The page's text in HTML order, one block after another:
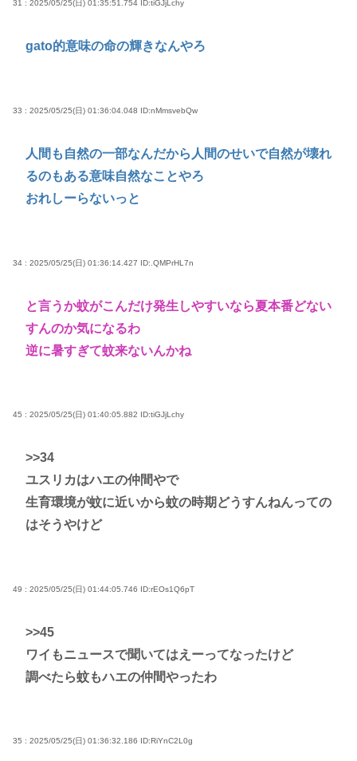
31 : 2025/05/25(日) 01:35:51.754 ID:tiGJjLchy
gato的意味の命の輝きなんやろ
33 : 2025/05/25(日) 01:36:04.048 ID:nMmsvebQw
人間も自然の一部なんだから人間のせいで自然が壊れ
るのもある意味自然なことやろ
おれしーらないっと
34 : 2025/05/25(日) 01:36:14.427 ID:.QMPrHL7n
と言うか蚊がこんだけ発生しやすいなら夏本番どない
すんのか気になるわ
逆に暑すぎて蚊来ないんかね
45 : 2025/05/25(日) 01:40:05.882 ID:tiGJjLchy
>>34
ユスリカはハエの仲間やで
生育環境が蚊に近いから蚊の時期どうすんねんっての
はそうやけど
49 : 2025/05/25(日) 01:44:05.746 ID:rEOs1Q6pT
>>45
ワイもニュースで聞いてはえーってなったけど
調べたら蚊もハエの仲間やったわ
35 : 2025/05/25(日) 01:36:32.186 ID:RiYnC2L0g